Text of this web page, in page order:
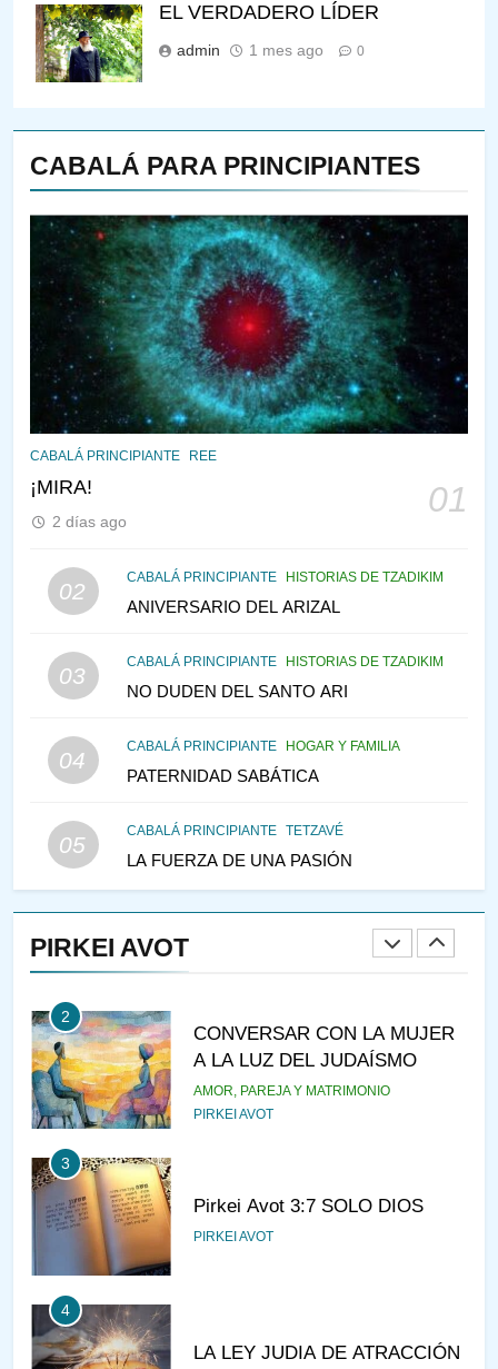
CABALÁ PARA PRINCIPIANTES
CABALÁ PRINCIPIANTE REE
¡MIRA! 01
2 días ago
02
CABALÁ PRINCIPIANTE HISTORIAS DE TZADIKIM
ANIVERSARIO DEL ARIZAL
03
CABALÁ PRINCIPIANTE HISTORIAS DE TZADIKIM
NO DUDEN DEL SANTO ARI
04
CABALÁ PRINCIPIANTE HOGAR Y FAMILIA
PATERNIDAD SABÁTICA
05
CABALÁ PRINCIPIANTE TETZAVÉ
LA FUERZA DE UNA PASIÓN
PIRKEI AVOT
¿QUIÉN ES SABIO? EL QUE
VE LO QUE VA A NACER
PENSAMIENTO JUDÍO PIRKEI AVOT
145
CABALÁ Y JASIDUT: EL
CONSEJO DE LOS PADRES
146
TEMPLO Y LA ALEGRÍA EN
VEAMOS ¿POR QUÉ
IEHOSHÚA? Y LA QUEJA DE
1
RAZI ¿QUIÉN ES SABIO?
2
CONVERSAR CON LA MUJER
A LA LUZ DEL JUDAÍSMO
AMOR, PAREJA Y MATRIMONIO
PIRKEI AVOT
3
Pirkei Avot 3:7 SOLO DIOS
PIRKEI AVOT
4
LA LEY JUDIA DE ATRACCIÓN
EL VERDADERO LÍDER
admin 1 mes ago 0